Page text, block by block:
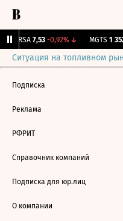
ARSA 7,53 -0,92%↓ MGTS 1 352
Ситуация на топливном
Подписка
Реклама
РФРИТ
Справочник компаний
Подписка для юр.лиц
О компании